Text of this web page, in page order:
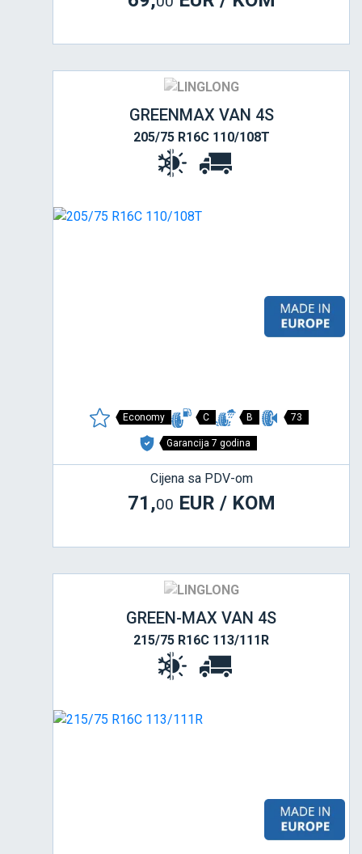
GREENMAX VAN 4S
205/75 R16C 110/108T
Economy C B 73
Garancija 7 godina
Cijena sa PDV-om
71,00 EUR / KOM
GREEN-MAX VAN 4S
215/75 R16C 113/111R